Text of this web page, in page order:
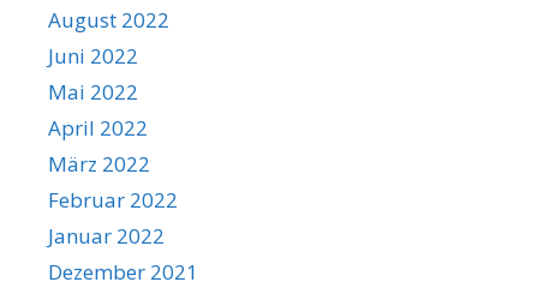
August 2022
Juni 2022
Mai 2022
April 2022
März 2022
Februar 2022
Januar 2022
Dezember 2021